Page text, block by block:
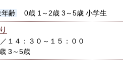
年齢 0歳 1～2歳 3～5歳 小学生
１４：３０～１５：００
3～5歳